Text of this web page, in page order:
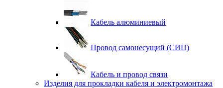
Кабель алюминиевый
Провод самонесущий (СИП)
Кабель и провод связи
Изделия для прокладки кабеля и электромонтажа